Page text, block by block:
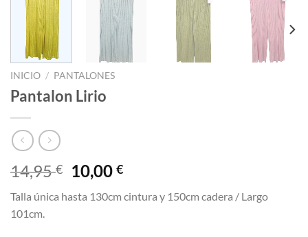
INICIO / PANTALONES
Pantalon Lirio
14,95€
El
precio
original
10,00€El
actual
Talla única hasta 130cm cintura y 150cm cadera / Largo
101cm.